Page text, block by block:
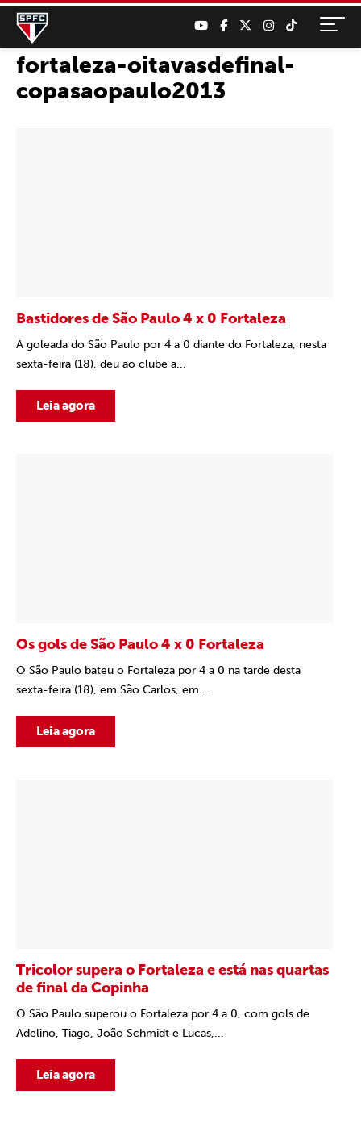
fortaleza-oitavasdefinal-
copasaopaulo2013
Bastidores de São Paulo 4 x 0 Fortaleza
A goleada do São Paulo por 4 a 0 diante do Fortaleza, nesta
sexta-feira (18), deu ao clube a...
Leia agora
Os gols de São Paulo 4 x 0 Fortaleza
O São Paulo bateu o Fortaleza por 4 a 0 na tarde desta
sexta-feira (18), em São Carlos, em...
Leia agora
Tricolor supera o Fortaleza e está nas quartas
de final da Copinha
O São Paulo superou o Fortaleza por 4 a 0, com gols de
Adelino, Tiago, João Schmidt e Lucas,...
Leia agora